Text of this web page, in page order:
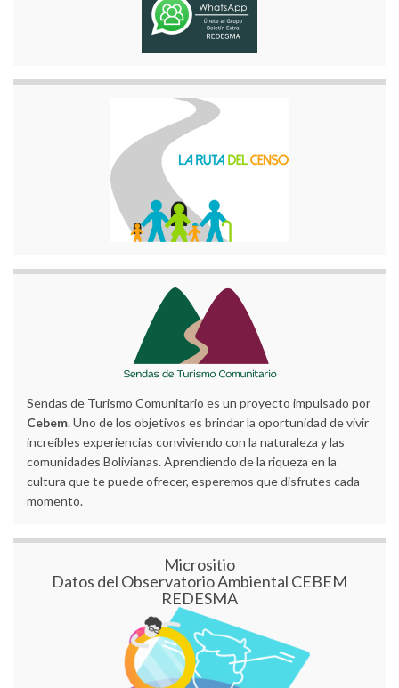
Sendas de Turismo Comunitario es un proyecto impulsado por
Cebem. Uno de los objetivos es brindar la oportunidad de vivir
increíbles experiencias conviviendo con la naturaleza y las
comunidades Bolivianas. Aprendiendo de la riqueza en la
cultura que te puede ofrecer, esperemos que disfrutes cada
momento.
Micrositio
Datos del Observatorio Ambiental CEBEM
REDESMA